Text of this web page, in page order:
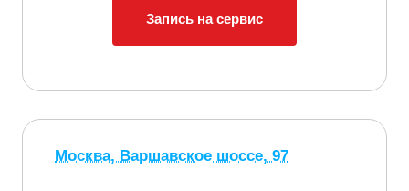
Запись на сервис
Москва, Варшавское шоссе, 97